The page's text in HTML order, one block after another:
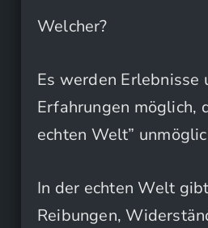
Welcher?
Es werden Erlebnisse
Erfahrungen möglich,
echten Welt”
In der echten Welt
Reibungen,